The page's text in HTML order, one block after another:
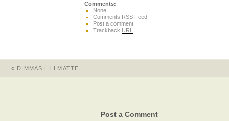
Comments:
None
Comments RSS Feed
Post a comment
Trackback URL
« DIMMAS LILLMATTE
Post a Comment